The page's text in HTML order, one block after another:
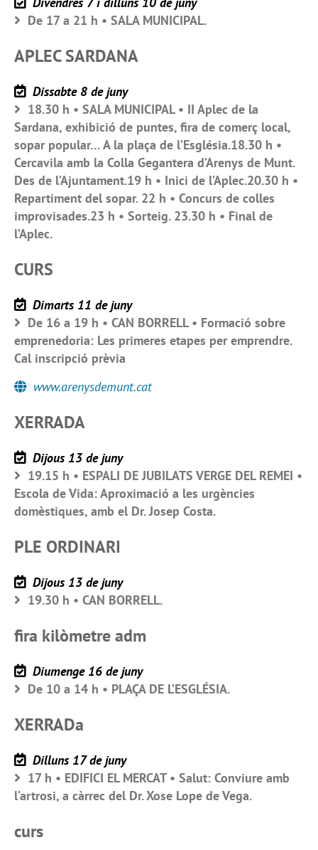
De 17 a 21 h • SALA MUNICIPAL.
APLEC SARDANA
Dissabte 8 de juny
18.30 h • SALA MUNICIPAL • II Aplec de la
Sardana, exhibició de puntes, fira de comerç local,
sopar popular… A la plaça de l’Església.18.30 h •
Cercavila amb la Colla Gegantera d’Arenys de Munt.
Des de l’Ajuntament.19 h • Inici de l’Aplec.20.30 h •
Repartiment del sopar. 22 h • Concurs de colles
improvisades.23 h • Sorteig. 23.30 h • Final de
l’Aplec.
CURS
Dimarts 11 de juny
De 16 a 19 h • CAN BORRELL • Formació sobre
emprenedoria: Les primeres etapes per emprendre.
Cal inscripció prèvia
www.arenysdemunt.cat
XERRADA
Dijous 13 de juny
19.15 h • ESPALI DE JUBILATS VERGE DEL REMEI •
Escola de Vida: Aproximació a les urgències
domèstiques, amb el Dr. Josep Costa.
PLE ORDINARI
Dijous 13 de juny
19.30 h • CAN BORRELL.
fira kilòmetre adm
Diumenge 16 de juny
De 10 a 14 h • PLAÇA DE L’ESGLÉSIA.
XERRADa
Dilluns 17 de juny
17 h • EDIFICI EL MERCAT • Salut: Conviure amb
l’artrosi, a càrrec del Dr. Xose Lope de Vega.
curs